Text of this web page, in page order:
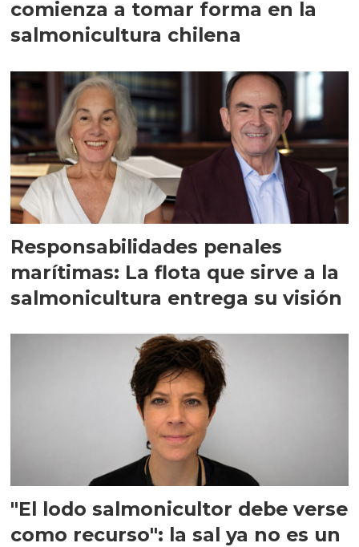
comienza a tomar forma en la
salmonicultura chilena
Responsabilidades penales
marítimas: La flota que sirve a la
salmonicultura entrega su visión
"El lodo salmonicultor debe verse
como recurso": la sal ya no es un